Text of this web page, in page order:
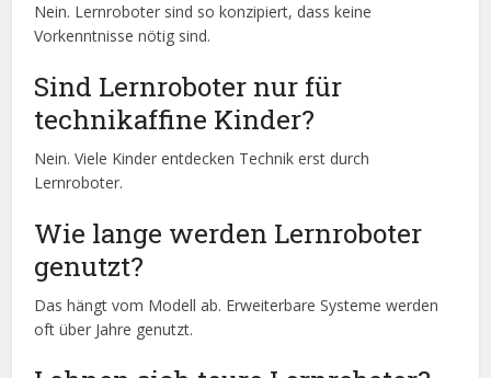
Nein. Lernroboter sind so konzipiert, dass keine
Vorkenntnisse nötig sind.
Sind Lernroboter nur für
technikaffine Kinder?
Nein. Viele Kinder entdecken Technik erst durch
Lernroboter.
Wie lange werden Lernroboter
genutzt?
Das hängt vom Modell ab. Erweiterbare Systeme werden
oft über Jahre genutzt.